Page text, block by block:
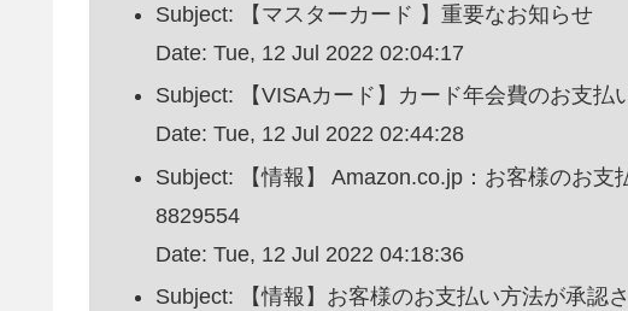
Subject: 【マスターカード 】重要なお知らせ
Date: Tue, 12 Jul 2022 02:04:17
Subject: 【VISAカード】カード年会費のお支払
Date: Tue, 12 Jul 2022 02:44:28
Subject: 【情報】 Amazon.co.jp：お客様のお
8829554
Date: Tue, 12 Jul 2022 04:18:36
Subject: 【情報】お客様のお支払い方法が承認